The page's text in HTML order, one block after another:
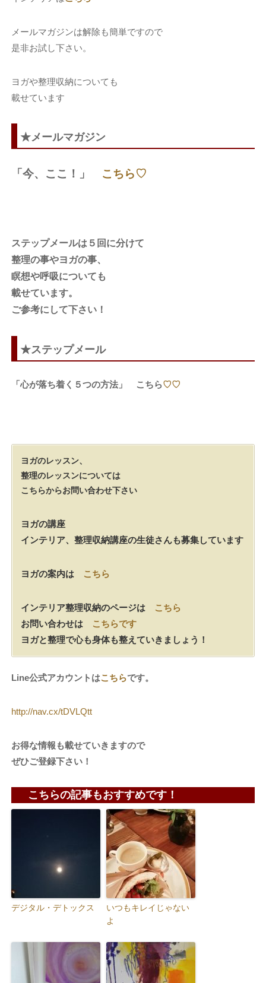
メールマガジンは解除も簡単ですので
是非お試し下さい。
ヨガや整理収納についても
載せています
★メールマガジン
「今、ここ！」 こちら♡
ステップメールは５回に分けて
整理の事やヨガの事、
瞑想や呼吸についても
載せています。
ご参考にして下さい！
★ステップメール
「心が落ち着く５つの方法」 こちら♡♡
ヨガのレッスン、
整理のレッスンについては
こちらからお問い合わせ下さい
ヨガの講座
インテリア、整理収納講座の生徒さんも募集しています
ヨガの案内は こちら
インテリア整理収納のページは こちら
お問い合わせは こちらです
ヨガと整理で心も身体も整えていきましょう！
Line公式アカウントはこちらです。
http://nav.cx/tDVLQtt
お得な情報も載せていきますので
ぜひご登録下さい！
こちらの記事もおすすめです！
デジタル・デトックス
いつもキレイじゃない
よ